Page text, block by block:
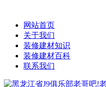
网站首页
关于我们
装修建材知识
装修建材百科
联系我们